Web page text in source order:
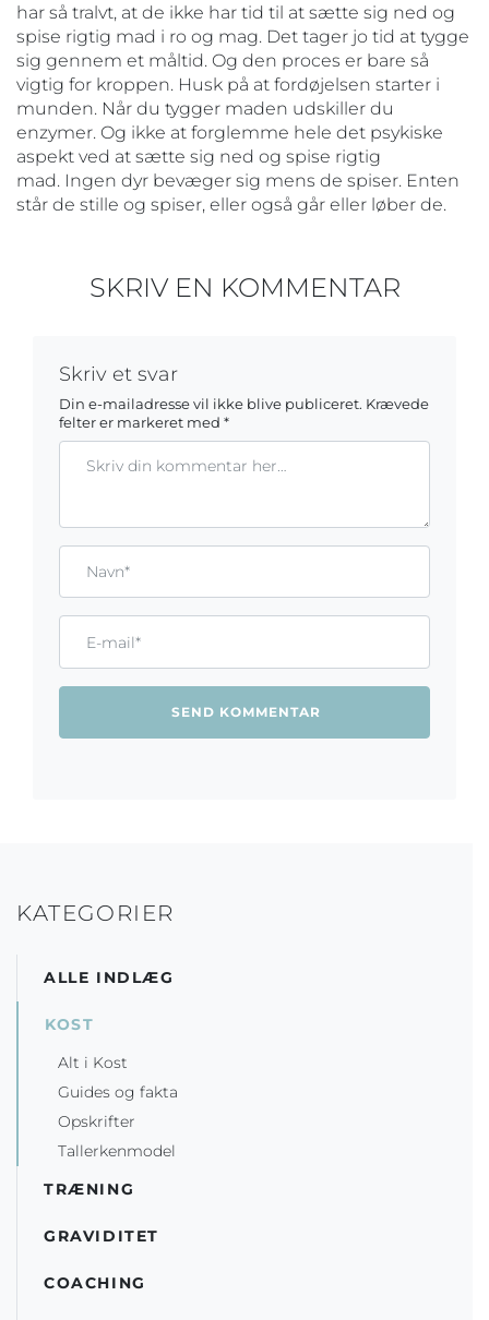
har så tralvt, at de ikke har tid til at sætte sig ned og
spise rigtig mad i ro og mag. Det tager jo tid at tygge
sig gennem et måltid. Og den proces er bare så
vigtig for kroppen. Husk på at fordøjelsen starter i
munden. Når du tygger maden udskiller du
enzymer. Og ikke at forglemme hele det psykiske
aspekt ved at sætte sig ned og spise rigtig
mad. Ingen dyr bevæger sig mens de spiser. Enten
står de stille og spiser, eller også går eller løber de.
SKRIV EN KOMMENTAR
Skriv et svar
Din e-mailadresse vil ikke blive publiceret. Krævede
felter er markeret med *
KATEGORIER
ALLE INDLÆG
KOST
Alt i Kost
Guides og fakta
Opskrifter
Tallerkenmodel
TRÆNING
GRAVIDITET
COACHING